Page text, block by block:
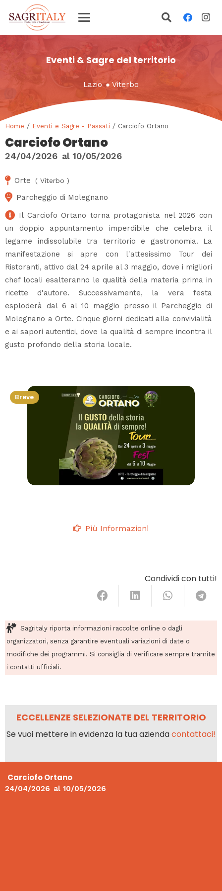
Eventi & Sagre del territorio
Lazio ● Viterbo
Home / Eventi e Sagre - Passati / Carciofo Ortano
Carciofo Ortano
24/04/2026 al 10/05/2026
Orte ( Viterbo )
Parcheggio di Molegnano
Il Carciofo Ortano torna protagonista nel 2026 con
un doppio appuntamento imperdibile che celebra il
legame indissolubile tra territorio e gastronomia. La
manifestazione si apre con l'attesissimo Tour dei
Ristoranti, attivo dal 24 aprile al 3 maggio, dove i migliori
chef locali esalteranno le qualità della materia prima in
ricette d'autore. Successivamente, la vera festa
esploderà dal 6 al 10 maggio presso il Parcheggio di
Molegnano a Orte. Cinque giorni dedicati alla convivialità
e ai sapori autentici, dove la qualità di sempre incontra il
gusto profondo della storia locale.
Breve
Più Informazioni
Condividi con tutti!
Sagritaly riporta informazioni raccolte online o dagli
organizzatori, senza garantire eventuali variazioni di date o
modifiche dei programmi. Si consiglia di verificare sempre tramite
i contatti ufficiali.
ECCELLENZE SELEZIONATE DEL TERRITORIO
Se vuoi mettere in evidenza la tua aziendacontattaci!
Carciofo Ortano
24/04/2026 al 10/05/2026